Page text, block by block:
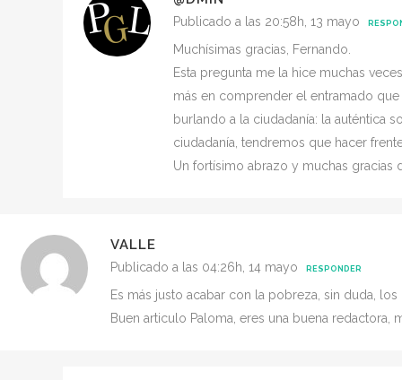
Publicado a las 20:58h, 13 mayo
Muchísimas gracias, Fernando.
Esta pregunta me la hice muchas
más en comprender el entramado
burlando a la ciudadanía: la auténtica
ciudadanía, tendremos que hacer
Un fortísimo abrazo y muchas gracias
VALLE
Publicado a las 04:26h, 14 mayo RESPONDER
Es más justo acabar con la pobreza, sin duda,
Buen articulo Paloma, eres una buena redactora,